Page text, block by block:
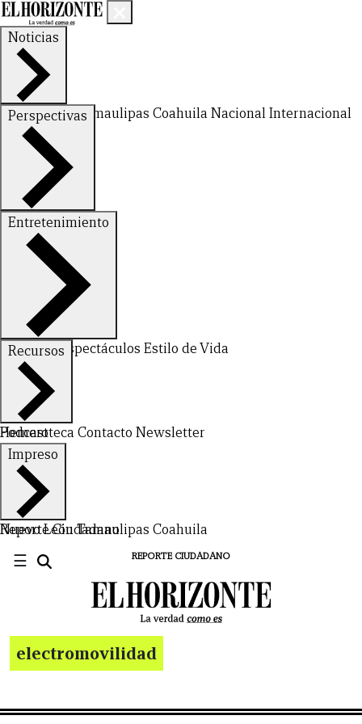
Noticias
Nuevo LeónTamaulipas Coahuila NacionalInternacional
Perspectivas
FinanzasOpinión
Entretenimiento
DeportesEspectáculos Estilo de Vida
Recursos
Hemeroteca Contacto Newsletter
Podcast
Impreso
Nuevo LeónTamaulipas Coahuila
Reporte Ciudadano
☰ REPORTE CIUDADANO
electromovilidad